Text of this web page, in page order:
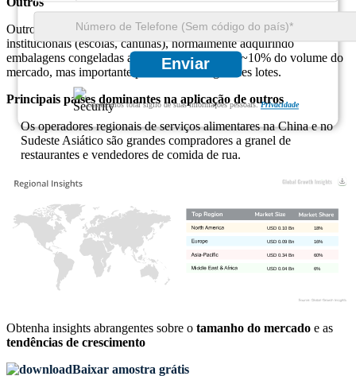
Enviar
Garantimos total sigilo de suas informações pessoais.Privacidade
Outros canais incluem serviços de alimentação, catering e compras
institucionais (escolas, cantinas), normalmente adquirindo
embalagens congeladas a granel. Participação: ~10% do volume do
mercado, mas importante para vendas de grandes lotes.
Principais países dominantes na aplicação de outros
Os operadores regionais de serviços alimentares na China e no
Sudeste Asiático são grandes compradores a granel de
restaurantes e vendedores de comida de rua.
6%
USD 0.04 Bn
60%
USD 0.34 Bn
16%
USD 0.09 Bn
18%
USD 0.10 Bn
Obtenha insights abrangentes sobre o tamanho do mercado e as
tendências de crescimento
Baixar amostra grátis